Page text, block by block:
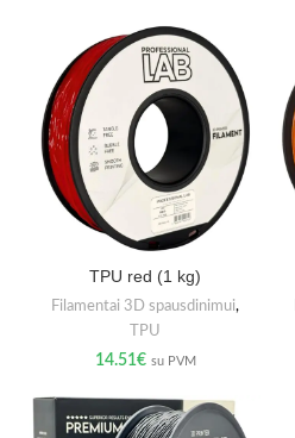
TPU red (1 kg)
Filamentai 3D spausdinimui,
TPU
14.51€ su PVM